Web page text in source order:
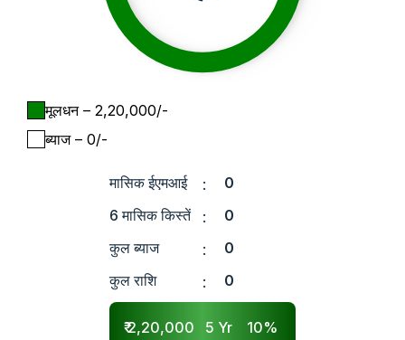
मूलधन– ₹ 2,20,000/-
ब्याज– ₹ 0/-
मासिक ईएमआई :
0
6 मासिक किस्तें
:
0
कुल ब्याज
:
0
कुल राशि
: 0
₹2,20,000 5 Yr 10%